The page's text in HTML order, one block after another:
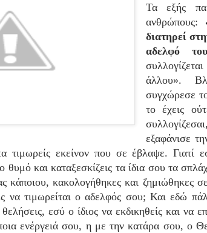
Τα εξής
ανθρώπους:
διατηρεί
αδελφό
άλλου».
συγχώρεσε
το έχεις
εξαφάνισε
τιμωρείς εκείνον που σε έβλαψε. Γιατί
θυμό και καταξεσκίζεις τα ίδια σου τα
κάποιου, κακολογήθηκες και
να τιμωρείται ο αδελφός σου; Και εδώ
εσύ ο ίδιος να εκδικηθείς και να
ενέργειά σου, η με την κατάρα σου, ο